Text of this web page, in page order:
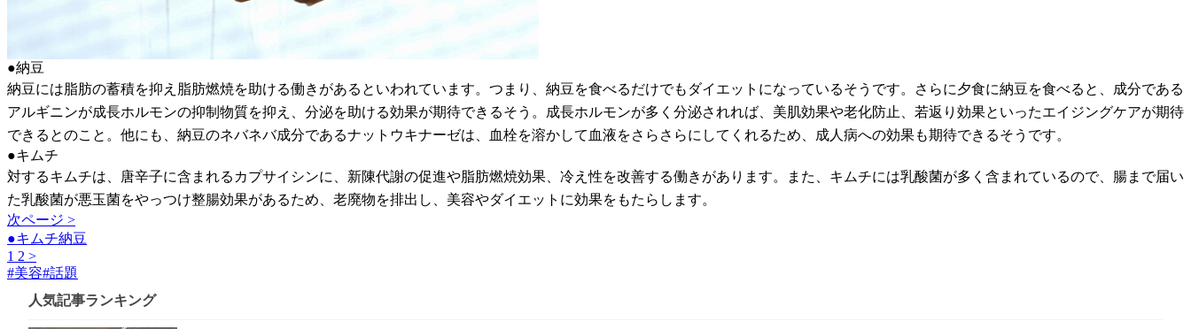
●納豆
納豆には脂肪の蓄積を抑え脂肪燃焼を助ける働きがあるといわれています。つまり、納豆を食べるだけでもダイエットになっているそうです。さらに夕食に納豆を食べると、成分である
アルギニンが成長ホルモンの抑制物質を抑え、分泌を助ける効果が期待できるそう。成長ホルモンが多く分泌されれば、美肌効果や老化防止、若返り効果といったエイジングケアが期待
できるとのこと。他にも、納豆のネバネバ成分であるナットウキナーゼは、血栓を溶かして血液をさらさらにしてくれるため、成人病への効果も期待できるそうです。
●キムチ
対するキムチは、唐辛子に含まれるカプサイシンに、新陳代謝の促進や脂肪燃焼効果、冷え性を改善する働きがあります。また、キムチには乳酸菌が多く含まれているので、腸まで届い
た乳酸菌が悪玉菌をやっつけ整腸効果があるため、老廃物を排出し、美容やダイエットに効果をもたらします。
次ページ >
●キムチ納豆
1 2 >
#美容#話題
人気記事ランキング